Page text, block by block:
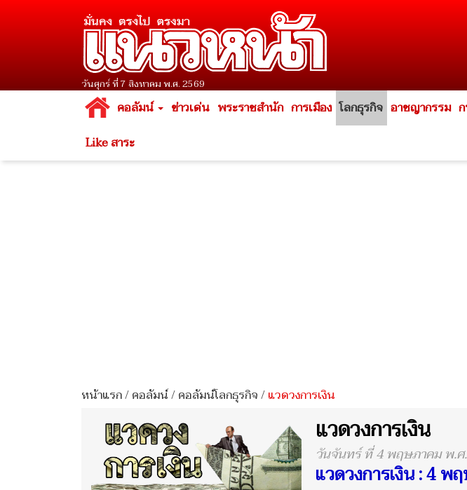
วันศุกร์ ที่ 7 สิงหาคม พ.ศ. 2569
คอลัมน์ ข่าวเด่น พระราชสำนัก การเมือง โลกธุรกิจ อาชญากรรม
Like สาระ
หน้าแรก/คอลัมน์/คอลัมน์โลกธุรกิจ/แวดวงการเงิน
แวดวงการเงิน
วันจันทร์ ที่ 4 พฤษภาคม พ.ศ
แวดวงการเงิน : 4 พ